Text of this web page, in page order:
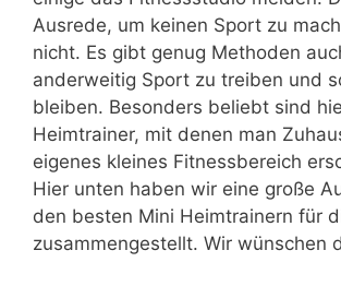
Ausrede, um keinen Sport zu
nicht. Es gibt genug Methoden
anderweitig Sport zu treiben und
bleiben. Besonders beliebt sind
Heimtrainer, mit denen man
eigenes kleines Fitnessbereich
Hier unten haben wir eine große
den besten Mini Heimtrainern für
zusammengestellt. Wir wünschen